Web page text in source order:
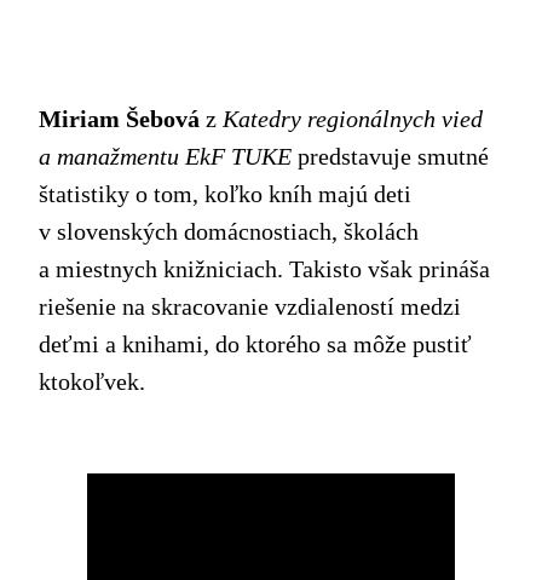
Miriam Šebová z Katedry regionálnych vied
a manažmentu EkF TUKE predstavuje smutné
štatistiky o tom, koľko kníh majú deti
v slovenských domácnostiach, školách
a miestnych knižniciach. Takisto však prináša
riešenie na skracovanie vzdialeností medzi
deťmi a knihami, do ktorého sa môže pustiť
ktokoľvek.